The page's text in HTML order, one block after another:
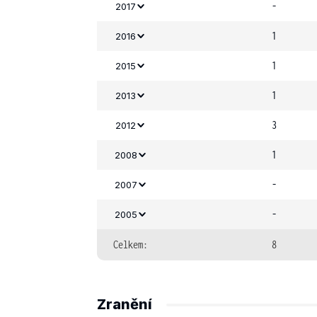
2017 -
2016 1
2015 1
2013 1
2012 3
2008 1
2007 -
2005 -
Celkem: 8
Zranění